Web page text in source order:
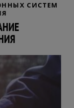
СИСТЕМ